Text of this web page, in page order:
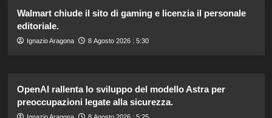
Walmart chiude il sito di gaming e licenzia il personale
editoriale.
Ignazio Aragona 8 Agosto 2026 : 5:30
OpenAI rallenta lo sviluppo del modello Astra per
preoccupazioni legate alla sicurezza.
Ignazio Aragona 8 Agosto 2026 : 5:25